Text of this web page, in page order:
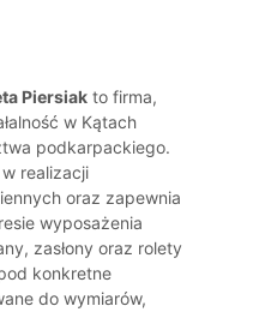
Piersiak to firma,
w Kątach
podkarpackiego.
realizacji
oraz zapewnia
wyposażenia
zasłony oraz rolety
konkretne
do wymiarów,